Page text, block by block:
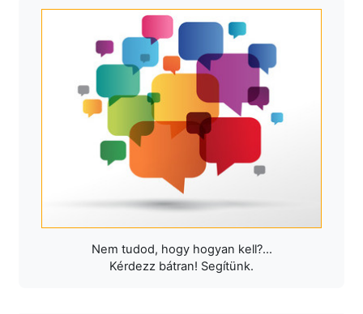
Nem tudod, hogy hogyan kell?...
Kérdezz bátran! Segítünk.